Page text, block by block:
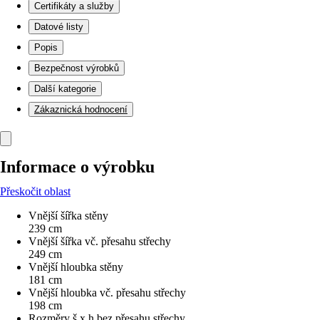
Certifikáty a služby
Datové listy
Popis
Bezpečnost výrobků
Další kategorie
Zákaznická hodnocení
Informace o výrobku
Přeskočit oblast
Vnější šířka stěny
239 cm
Vnější šířka vč. přesahu střechy
249 cm
Vnější hloubka stěny
181 cm
Vnější hloubka vč. přesahu střechy
198 cm